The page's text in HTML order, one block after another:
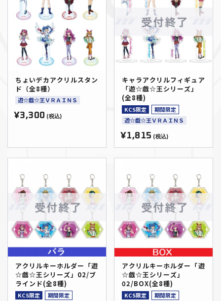
ちょいデカアクリルスタン
ド（全8種）
遊☆戯☆王ＶＲＡＩＮＳ
¥3,300 (税込)
キャラアクリルフィギュア
「遊☆戯☆王シリーズ」
(全8種)
KCS限定
期間限定
遊☆戯☆王ＶＲＡＩＮＳ
¥1,815 (税込)
アクリルキーホルダー「遊
☆戯☆王シリーズ」02/ブ
ラインド(全8種)
KCS限定
期間限定
アクリルキーホルダー「遊
☆戯☆王シリーズ」
02/BOX(全8種)
KCS限定
期間限定